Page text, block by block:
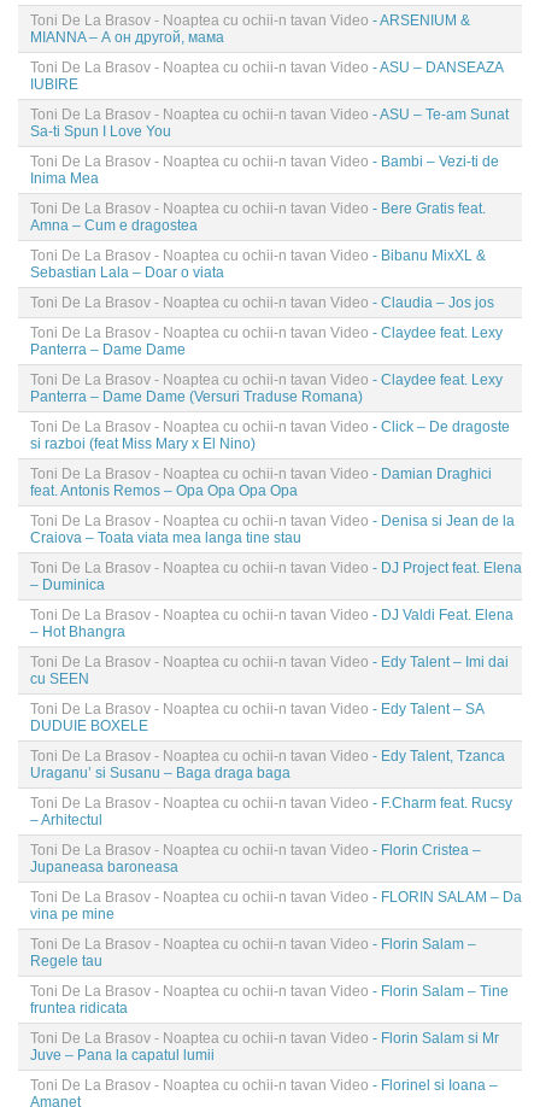
Toni De La Brasov - Noaptea cu ochii-n tavan Video - ARSENIUM &
MIANNA – А он другой, мама
Toni De La Brasov - Noaptea cu ochii-n tavan Video - ASU – DANSEAZA
IUBIRE
Toni De La Brasov - Noaptea cu ochii-n tavan Video - ASU – Te-am Sunat
Sa-ti Spun I Love You
Toni De La Brasov - Noaptea cu ochii-n tavan Video - Bambi – Vezi-ti de
Inima Mea
Toni De La Brasov - Noaptea cu ochii-n tavan Video - Bere Gratis feat.
Amna – Cum e dragostea
Toni De La Brasov - Noaptea cu ochii-n tavan Video - Bibanu MixXL &
Sebastian Lala – Doar o viata
Toni De La Brasov - Noaptea cu ochii-n tavan Video - Claudia – Jos jos
Toni De La Brasov - Noaptea cu ochii-n tavan Video - Claydee feat. Lexy
Panterra – Dame Dame
Toni De La Brasov - Noaptea cu ochii-n tavan Video - Claydee feat. Lexy
Panterra – Dame Dame (Versuri Traduse Romana)
Toni De La Brasov - Noaptea cu ochii-n tavan Video - Click – De dragoste
si razboi (feat Miss Mary x El Nino)
Toni De La Brasov - Noaptea cu ochii-n tavan Video - Damian Draghici
feat. Antonis Remos – Opa Opa Opa Opa
Toni De La Brasov - Noaptea cu ochii-n tavan Video - Denisa si Jean de la
Craiova – Toata viata mea langa tine stau
Toni De La Brasov - Noaptea cu ochii-n tavan Video - DJ Project feat. Elena
– Duminica
Toni De La Brasov - Noaptea cu ochii-n tavan Video - DJ Valdi Feat. Elena
– Hot Bhangra
Toni De La Brasov - Noaptea cu ochii-n tavan Video - Edy Talent – Imi dai
cu SEEN
Toni De La Brasov - Noaptea cu ochii-n tavan Video - Edy Talent – SA
DUDUIE BOXELE
Toni De La Brasov - Noaptea cu ochii-n tavan Video - Edy Talent, Tzanca
Uraganu’ si Susanu – Baga draga baga
Toni De La Brasov - Noaptea cu ochii-n tavan Video - F.Charm feat. Rucsy
– Arhitectul
Toni De La Brasov - Noaptea cu ochii-n tavan Video - Florin Cristea –
Jupaneasa baroneasa
Toni De La Brasov - Noaptea cu ochii-n tavan Video - FLORIN SALAM – Da
vina pe mine
Toni De La Brasov - Noaptea cu ochii-n tavan Video - Florin Salam –
Regele tau
Toni De La Brasov - Noaptea cu ochii-n tavan Video - Florin Salam – Tine
fruntea ridicata
Toni De La Brasov - Noaptea cu ochii-n tavan Video - Florin Salam si Mr
Juve – Pana la capatul lumii
Toni De La Brasov - Noaptea cu ochii-n tavan Video - Florinel si Ioana –
Amanet